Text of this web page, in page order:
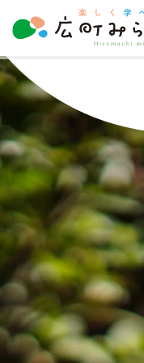
し
く
べ
る
公
園
広
み
ら
い
公
園